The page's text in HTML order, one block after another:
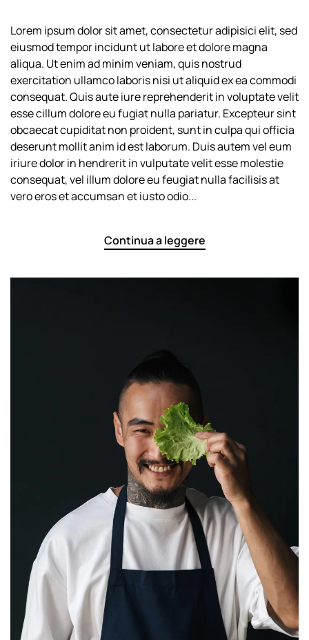
in
the
“FoodTalker”
Podcast
Lorem ipsum dolor sit amet, consectetur adipisici elit, sed
eiusmod tempor incidunt ut labore et dolore magna
aliqua. Ut enim ad minim veniam, quis nostrud
exercitation ullamco laboris nisi ut aliquid ex ea commodi
consequat. Quis aute iure reprehenderit in voluptate velit
esse cillum dolore eu fugiat nulla pariatur. Excepteur sint
obcaecat cupiditat non proident, sunt in culpa qui officia
deserunt mollit anim id est laborum. Duis autem vel eum
iriure dolor in hendrerit in vulputate velit esse molestie
consequat, vel illum dolore eu feugiat nulla facilisis at
vero eros et accumsan et iusto odio...
Continua a leggere